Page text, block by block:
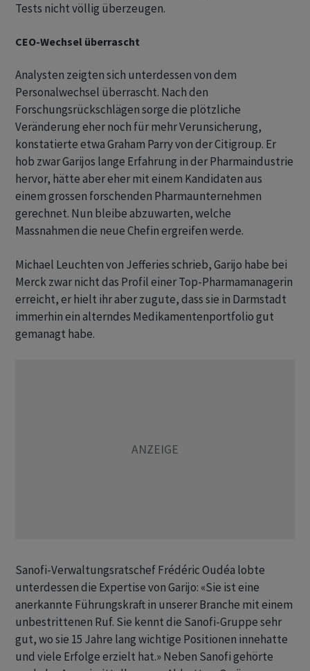
Tests nicht völlig überzeugen.
CEO-Wechsel überrascht
Analysten zeigten sich unterdessen von dem
Personalwechsel überrascht. Nach den
Forschungsrückschlägen sorge die plötzliche
Veränderung eher noch für mehr Verunsicherung,
konstatierte etwa Graham Parry von der Citigroup. Er
hob zwar Garijos lange Erfahrung in der Pharmaindustrie
hervor, hätte aber eher mit einem Kandidaten aus
einem grossen forschenden Pharmaunternehmen
gerechnet. Nun bleibe abzuwarten, welche
Massnahmen die neue Chefin ergreifen werde.
Michael Leuchten von Jefferies schrieb, Garijo habe bei
Merck zwar nicht das Profil einer Top-Pharmamanagerin
erreicht, er hielt ihr aber zugute, dass sie in Darmstadt
immerhin ein alterndes Medikamentenportfolio gut
gemanagt habe.
Sanofi-Verwaltungsratschef Frédéric Oudéa lobte
unterdessen die Expertise von Garijo: «Sie ist eine
anerkannte Führungskraft in unserer Branche mit einem
unbestrittenen Ruf. Sie kennt die Sanofi-Gruppe sehr
gut, wo sie 15 Jahre lang wichtige Positionen innehatte
und viele Erfolge erzielt hat.» Neben Sanofi gehörte